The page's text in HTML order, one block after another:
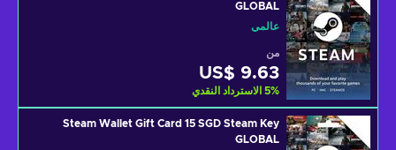
GLOBAL
عالمي
من
US$ 9.63
5% الاسترداد النقدي
Steam Wallet Gift Card 15 SGD Steam Key
GLOBAL